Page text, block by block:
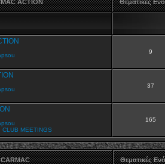
ACTION Θεματικές
9
37
CLUB MEETINGS
165
Θεματικές